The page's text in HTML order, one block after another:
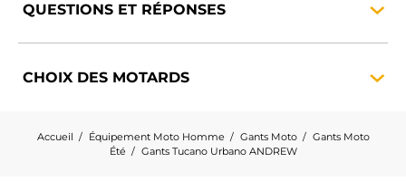
QUESTIONS ET RÉPONSES
CHOIX DES MOTARDS
Accueil Équipement Moto Homme Gants Moto
Gants Moto
Été
Gants Tucano Urbano ANDREW